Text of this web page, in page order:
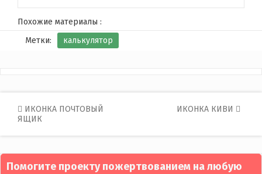
Похожие материалы :
Метки:
калькулятор
Post
navigation
ИКОНКА ПОЧТОВЫЙ
ЯЩИК
ИКОНКА КИВИ
Помогите проекту пожертвованием на любую